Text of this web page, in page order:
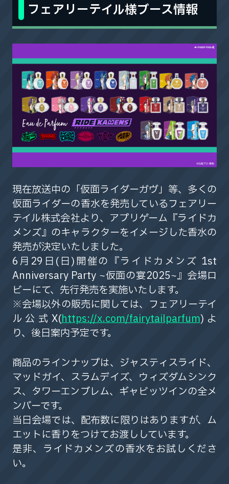
フェアリーテイル様ブース情報
現在放送中の「仮面ライダーガヴ」等、多くの
仮面ライダーの香水を発売しているフェアリー
テイル株式会社より、アプリゲーム『ライドカ
メンズ』のキャラクターをイメージした香水の
発売が決定いたしました。
6月29日(日)開催の『ライドカメンズ 1st
Anniversary Party ~仮面の宴2025~』会場ロ
ビーにて、先行発売を実施いたします。
※会場以外の販売に関しては、フェアリーテイ
ル公式X(https://x.com/fairytailparfum)よ
り、後日案内予定です。
商品のラインナップは、ジャスティスライド、
マッドガイ、スラムデイズ、ウィズダムシンク
ス、タワーエンブレム、ギャビッツインの全メ
ンバーです。
当日会場では、配布数に限りはありますが、ム
エットに香りをつけてお渡ししています。
是非、ライドカメンズの香水をお試しくださ
い。